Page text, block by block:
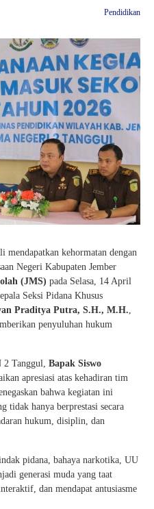
Pendidikan
kehormatan dengan
Negeri Kabupaten Jember
(JMS) pada Selasa, 14 April
Seksi Pidana Khusus
Praditya Putra, S.H., M.H.
penyuluhan hukum
2 Tanggul, Bapak Siswo
apresiasi atas kehadiran tim
bahwa kegiatan ini
tidak hanya berprestasi secara
hukum, disiplin, dan
pidana, bahaya narkotika, UU
generasi muda yang taat
dan mendapat antusiasme